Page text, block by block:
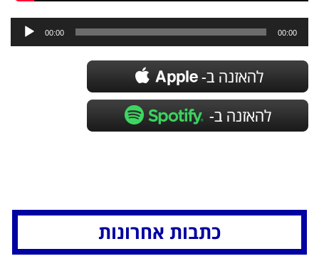
נגן
אודיו 00:00 00:00
כתבות אחרונות